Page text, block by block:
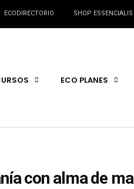
ECODIRECTORIO SHOP ESSENCIALIS
ECO PLANES
con alma de